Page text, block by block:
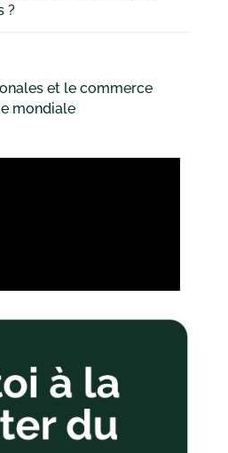
?
et le commerce
mondiale